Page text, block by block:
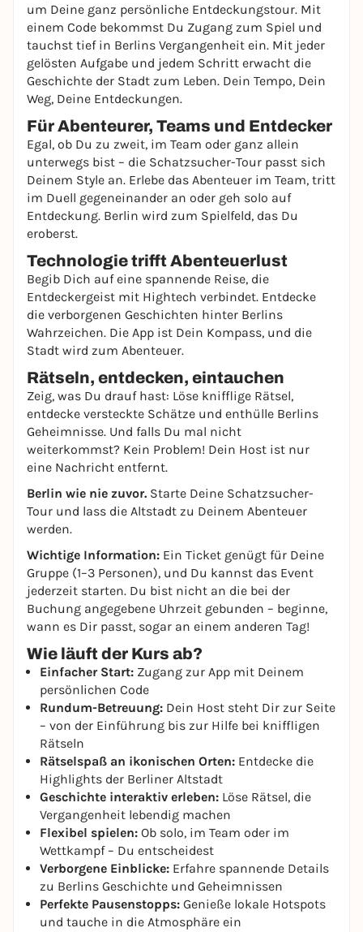
um Deine ganz persönliche Entdeckungstour. Mit
einem Code bekommst Du Zugang zum Spiel und
tauchst tief in Berlins Vergangenheit ein. Mit jeder
gelösten Aufgabe und jedem Schritt erwacht die
Geschichte der Stadt zum Leben. Dein Tempo, Dein
Weg, Deine Entdeckungen.
Für Abenteurer, Teams und Entdecker
Egal, ob Du zu zweit, im Team oder ganz allein
unterwegs bist – die Schatzsucher-Tour passt sich
Deinem Style an. Erlebe das Abenteuer im Team, tritt
im Duell gegeneinander an oder geh solo auf
Entdeckung. Berlin wird zum Spielfeld, das Du
eroberst.
Technologie trifft Abenteuerlust
Begib Dich auf eine spannende Reise, die
Entdeckergeist mit Hightech verbindet. Entdecke
die verborgenen Geschichten hinter Berlins
Wahrzeichen. Die App ist Dein Kompass, und die
Stadt wird zum Abenteuer.
Rätseln, entdecken, eintauchen
Zeig, was Du drauf hast: Löse knifflige Rätsel,
entdecke versteckte Schätze und enthülle Berlins
Geheimnisse. Und falls Du mal nicht
weiterkommst? Kein Problem! Dein Host ist nur
eine Nachricht entfernt.
Berlin wie nie zuvor. Starte Deine Schatzsucher-
Tour und lass die Altstadt zu Deinem Abenteuer
werden.
Wichtige Information: Ein Ticket genügt für Deine
Gruppe (1–3 Personen), und Du kannst das Event
jederzeit starten. Du bist nicht an die bei der
Buchung angegebene Uhrzeit gebunden – beginne,
wann es Dir passt, sogar an einem anderen Tag!
Wie läuft der Kurs ab?
Einfacher Start: Zugang zur App mit Deinem
persönlichen Code
Rundum-Betreuung: Dein Host steht Dir zur Seite
– von der Einführung bis zur Hilfe bei kniffligen
Rätseln
Rätselspaß an ikonischen Orten: Entdecke die
Highlights der Berliner Altstadt
Geschichte interaktiv erleben: Löse Rätsel, die
Vergangenheit lebendig machen
Flexibel spielen: Ob solo, im Team oder im
Wettkampf – Du entscheidest
Verborgene Einblicke: Erfahre spannende Details
zu Berlins Geschichte und Geheimnissen
Perfekte Pausenstopps: Genieße lokale Hotspots
und tauche in die Atmosphäre ein